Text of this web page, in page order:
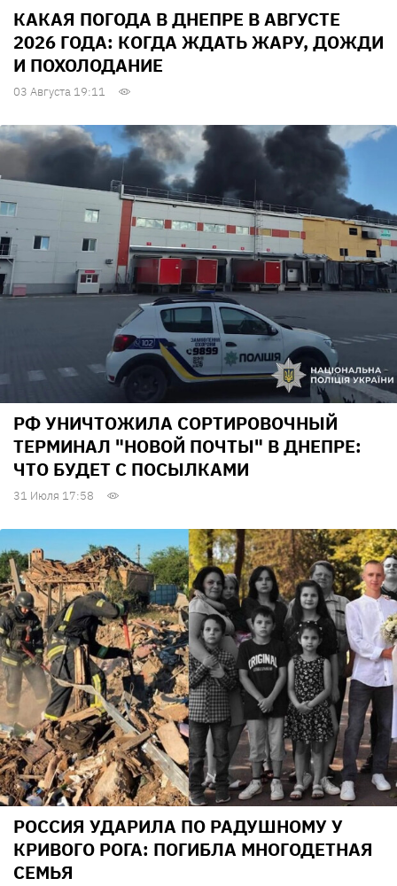
КАКАЯ ПОГОДА В ДНЕПРЕ В АВГУСТЕ
2026 ГОДА: КОГДА ЖДАТЬ ЖАРУ, ДОЖДИ
И ПОХОЛОДАНИЕ
03 Августа 19:11
РФ УНИЧТОЖИЛА СОРТИРОВОЧНЫЙ
ТЕРМИНАЛ "НОВОЙ ПОЧТЫ" В ДНЕПРЕ:
ЧТО БУДЕТ С ПОСЫЛКАМИ
31 Июля 17:58
РОССИЯ УДАРИЛА ПО РАДУШНОМУ У
КРИВОГО РОГА: ПОГИБЛА МНОГОДЕТНАЯ
СЕМЬЯ